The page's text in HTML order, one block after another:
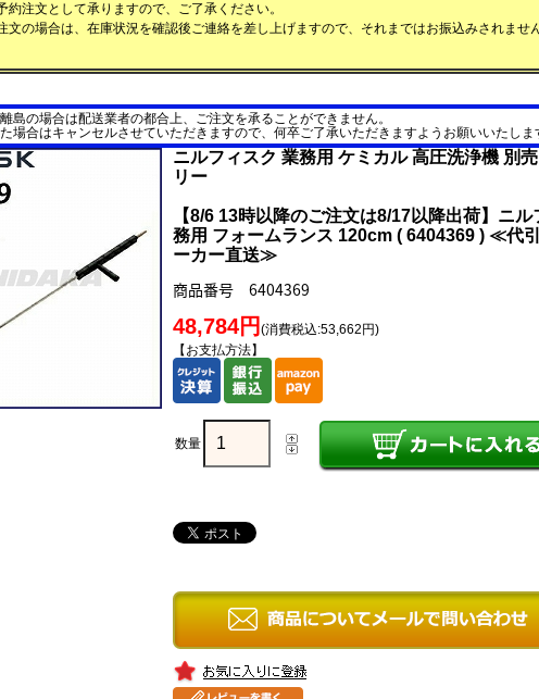
約注文として承りますので、ご了承ください。
文の場合は、在庫状況を確認後ご連絡を差し上げますので、それまではお振込みされませ
島の場合は配送業者の都合上、ご注文を承ることができません。
場合はキャンセルさせていただきますので、何卒ご了承いただきますようお願いいたしま
ニルフィスク 業務用 ケミカル 高圧洗浄機 別
リー
【8/6 13時以降のご注文は8/17以降出荷】ニル
務用 フォームランス 120cm ( 6404369 ) ≪代
ーカー直送≫
商品番号 6404369
48,784円 (消費税込:53,662円)
【お支払方法】
数量